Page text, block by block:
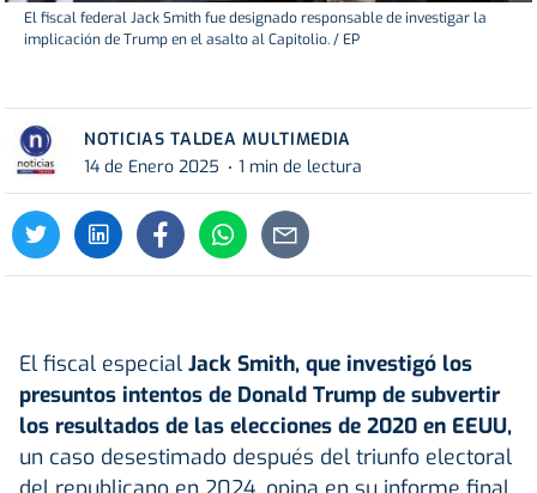
El fiscal federal Jack Smith fue designado responsable de investigar la
implicación de Trump en el asalto al Capitolio. / EP
NOTICIAS TALDEA MULTIMEDIA
14 de Enero 2025
1 min de lectura
El fiscal especial Jack Smith, que investigó los
presuntos intentos de Donald Trump de subvertir
los resultados de las elecciones de 2020 en EEUU,
un caso desestimado después del triunfo electoral